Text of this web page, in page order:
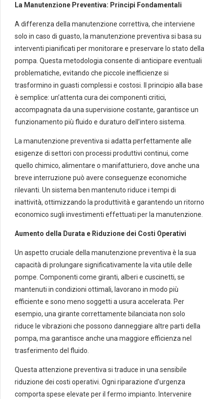
La Manutenzione Preventiva: Principi Fondamentali
A differenza della manutenzione correttiva, che interviene
solo in caso di guasto, la manutenzione preventiva si basa su
interventi pianificati per monitorare e preservare lo stato della
pompa. Questa metodologia consente di anticipare eventuali
problematiche, evitando che piccole inefficienze si
trasformino in guasti complessi e costosi. Il principio alla base
è semplice: un’attenta cura dei componenti critici,
accompagnata da una supervisione costante, garantisce un
funzionamento più fluido e duraturo dell’intero sistema.
La manutenzione preventiva si adatta perfettamente alle
esigenze di settori con processi produttivi continui, come
quello chimico, alimentare o manifatturiero, dove anche una
breve interruzione può avere conseguenze economiche
rilevanti. Un sistema ben mantenuto riduce i tempi di
inattività, ottimizzando la produttività e garantendo un ritorno
economico sugli investimenti effettuati per la manutenzione.
Aumento della Durata e Riduzione dei Costi Operativi
Un aspetto cruciale della manutenzione preventiva è la sua
capacità di prolungare significativamente la vita utile delle
pompe. Componenti come giranti, alberi e cuscinetti, se
mantenuti in condizioni ottimali, lavorano in modo più
efficiente e sono meno soggetti a usura accelerata. Per
esempio, una girante correttamente bilanciata non solo
riduce le vibrazioni che possono danneggiare altre parti della
pompa, ma garantisce anche una maggiore efficienza nel
trasferimento del fluido.
Questa attenzione preventiva si traduce in una sensibile
riduzione dei costi operativi. Ogni riparazione d’urgenza
comporta spese elevate per il fermo impianto. Intervenire